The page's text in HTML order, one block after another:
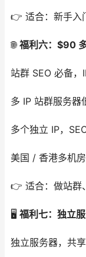
👉 适合：新手入
🌐 福利六：$90
站群 SEO 必备，
多 IP 站群服务器
多个独立 IP，
美国 / 香港多机
👉 适合：做站群
🖥️ 福利七：独立
独立服务器，共享